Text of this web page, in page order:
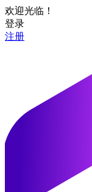
欢迎光临！
登录
注册